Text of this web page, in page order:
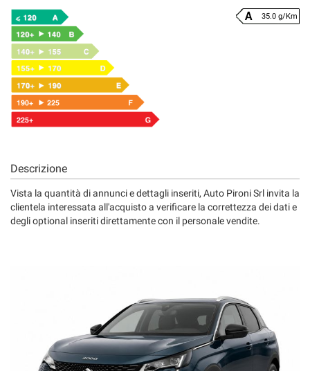
35.0 g/Km
Descrizione
Vista la quantità di annunci e dettagli inseriti, Auto Pironi Srl invita la
clientela interessata all'acquisto a verificare la correttezza dei dati e
degli optional inseriti direttamente con il personale vendite.